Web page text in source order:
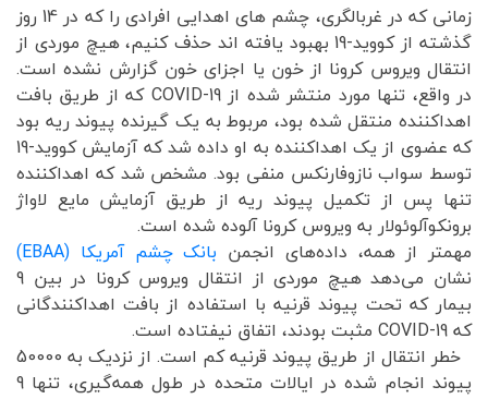
زمانی که در غربالگری، چشم های اهدایی افرادی را که در 14 روز
گذشته از کووید-19 بهبود یافته اند حذف کنیم، هیچ موردی از
انتقال ویروس کرونا از خون یا اجزای خون گزارش نشده است.
در واقع، تنها مورد منتشر شده از COVID-19 که از طریق بافت
اهداکننده منتقل شده بود، مربوط به یک گیرنده پیوند ریه بود
که عضوی از یک اهداکننده به او داده شد که آزمایش کووید-19
توسط سواب نازوفارنکس منفی بود. مشخص شد که اهداکننده
تنها پس از تکمیل پیوند ریه از طریق آزمایش مایع لاواژ
برونکوآلوئولار به ویروس کرونا آلوده شده است.
مهمتر از همه، داده‌های انجمن بانک چشم آمریکا (EBAA)
نشان می‌دهد هیچ موردی از انتقال ویروس کرونا در بین 9
بیمار که تحت پیوند قرنیه با استفاده از بافت اهداکنندگانی
که COVID-19 مثبت بودند، اتفاق نیفتاده است.
خطر انتقال از طریق پیوند قرنیه کم است. از نزدیک به 50000
پیوند انجام شده در ایالات متحده در طول همه‌گیری، تنها 9